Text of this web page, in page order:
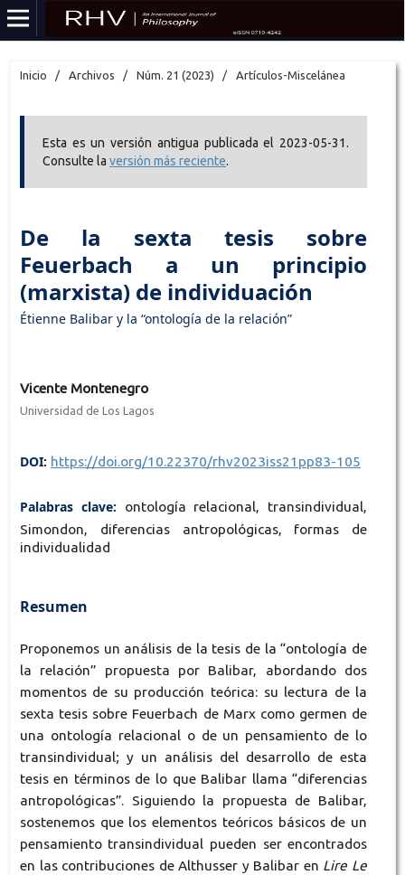
Inicio / Archivos / Núm. 21 (2023) / Artículos-Miscelánea
Esta es un versión antigua publicada el 2023-05-31.
Consulte la versión más reciente.
De la sexta tesis sobre
Feuerbach a un principio
(marxista) de individuación
Étienne Balibar y la “ontología de la relación”
Vicente Montenegro
Universidad de Los Lagos
DOI: https://doi.org/10.22370/rhv2023iss21pp83-105
Palabras clave:
ontología relacional, transindividual,
Simondon, diferencias antropológicas, formas de
individualidad
Resumen
Proponemos un análisis de la tesis de la “ontología de
la relación” propuesta por Balibar, abordando dos
momentos de su producción teórica: su lectura de la
sexta tesis sobre Feuerbach de Marx como germen de
una ontología relacional o de un pensamiento de lo
transindividual; y un análisis del desarrollo de esta
tesis en términos de lo que Balibar llama “diferencias
antropológicas”. Siguiendo la propuesta de Balibar,
sostenemos que los elementos teóricos básicos de un
pensamiento transindividual pueden ser encontrados
en las contribuciones de Althusser y Balibar en Lire Le